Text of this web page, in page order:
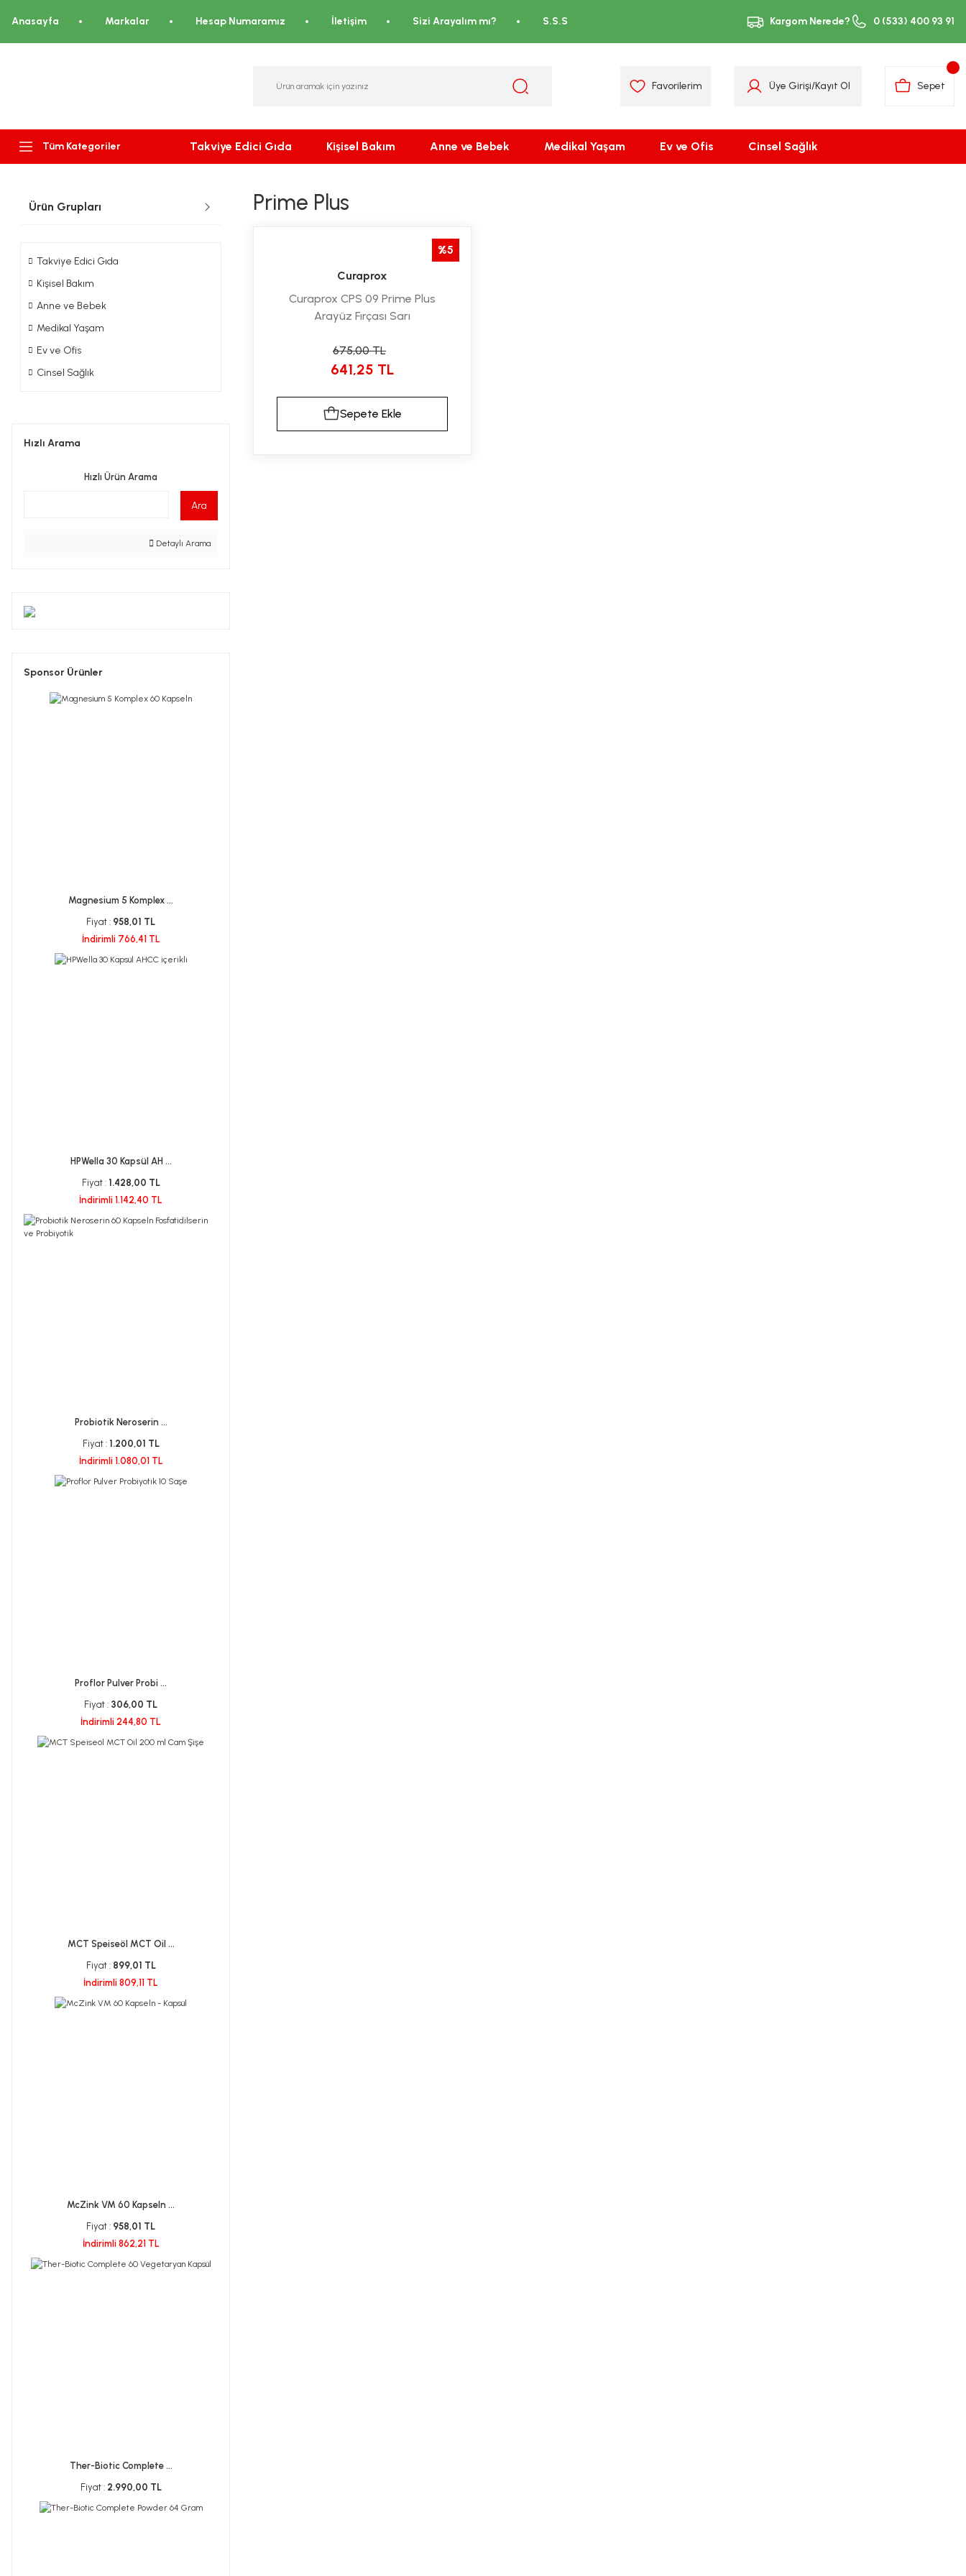
Anasayfa Markalar Hesap Numaramız İletişim Sizi Arayalım mı? S.S.S Kargom Nerede? 0 (533) 400 93 91
Favorilerim Üye Girişi/Kayıt Ol Sepet
Tüm Kategoriler Takviye Edici Gıda Kişisel Bakım Anne ve Bebek Medikal Yaşam Ev ve Ofis Cinsel Sağlık
Ürün Grupları
Takviye Edici Gıda
Kişisel Bakım
Anne ve Bebek
Medikal Yaşam
Ev ve Ofis
Cinsel Sağlık
Hızlı Arama
Hızlı Ürün Arama
Ara
Detaylı Arama
Sponsor Ürünler
Magnesium 5 Komplex ...
Fiyat : 958,01 TL
İndirimli 766,41 TL
HPWella 30 Kapsül AH ...
Fiyat : 1.428,00 TL
İndirimli 1.142,40 TL
Probiotik Neroserin ...
Fiyat : 1.200,01 TL
İndirimli 1.080,01 TL
Proflor Pulver Probi ...
Fiyat : 306,00 TL
İndirimli 244,80 TL
MCT Speiseöl MCT Oil ...
Fiyat : 899,01 TL
İndirimli 809,11 TL
McZink VM 60 Kapseln ...
Fiyat : 958,01 TL
İndirimli 862,21 TL
Ther-Biotic Complete ...
Fiyat : 2.990,00 TL
Prime Plus
%5
Curaprox
Curaprox CPS 09 Prime Plus
Arayüz Fırçası Sarı
675,00 TL
641,25 TL
Sepete Ekle